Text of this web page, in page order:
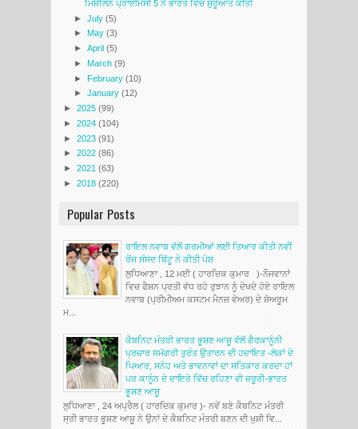
ਮਿਸ਼ੇਲਿਨ ਪ੍ਰਾਈਮੈਸੀ 5 ਨੇ ਭਾਰਤ ਵਿੱਚ ਸ਼ੁਰੂਆਤ ਕੀਤੀ
►July(5)
► May(3)
►April(5)
►March(9)
► February(10)
►January(12)
► 2025 (99)
► 2024 (104)
► 2023 (91)
► 2022 (86)
► 2021 (63)
► 2018 (220)
Popular Posts
ਰਾਇਲ ਨਵਾਬ ਵੱਲੋਂ ਗਰਮੀਆਂ ਲਈ ਤਿਆਰ ਕੀਤੀ ਨਵੀਂ
ਰੇਂਜ ਸੰਸਦ ਬਿੱਟੂ ਨੇ ਕੀਤੀ ਪੇਸ਼
ਲੁਧਿਆਣਾ , 12 ਮਈ ( ਹਾਰਦਿਕ ਕੁਮਾਰ )-ਨੌਜਵਾਨਾਂ
ਵਿਚ ਫੈਸ਼ਨ ਪ੍ਰਤੀ ਵੱਧ ਰਹੇ ਰੁਝਾਨ ਨੂੰ ਦੇਖਦੇ ਹੋਏ ਰਾਇਲ
ਨਵਾਬ (ਪ੍ਰੀਮੀਅਮ ਕਸਟਮ ਮੈਨਜ਼ ਵੇਅਰ) ਦੇ ਸ਼ੋਅਰੂਮ
ਮ...
ਕੈਬਨਿਟ ਮੰਤਰੀ ਭਾਰਤ ਭੂਸ਼ਣ ਆਸ਼ੂ ਵੱਲੋਂ ਗੈਰਕਾਨੂੰਨੀ
ਪ੍ਰਚਾਰ ਸਮੱਗਰੀ ਤੁਰੰਤ ਉਤਾਰਨ ਦੀ ਹਦਾਇਤ -ਲੋਕਾਂ ਦੇ
ਪਿਆਰ, ਸਨੇਹ ਅਤੇ ਭਾਵਨਾਵਾਂ ਦਾ ਸਤਿਕਾਰ ਕਰਦਾ ਹਾਂ
ਪਰ ਕਾਨੂੰਨ ਦੇ ਦਾਇਰੇ ਵਿੱਚ ਰਹਿਣਾ ਵੀ ਜ਼ਰੂਰੀ-ਭਾਰਤ
ਭੂਸ਼ਣ ਆਸ਼ੂ
ਲੁਧਿਆਣਾ , 24 ਅਪ੍ਰੈਲ ( ਹਾਰਦਿਕ ਕੁਮਾਰ )- ਨਵੇਂ ਬਣੇ ਕੈਬਨਿਟ ਮੰਤਰੀ
ਸ੍ਰੀ ਭਾਰਤ ਭੂਸ਼ਣ ਆਸ਼ੂ ਨੇ ਉਨਾਂ ਦੇ ਕੈਬਨਿਟ ਮੰਤਰੀ ਬਣਨ ਦੀ ਖੁਸ਼ੀ ਵਿ...